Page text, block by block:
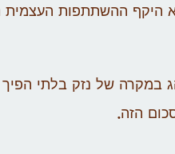
היקף ההשתתפות
של נזק בלתי הפיך
הזה.